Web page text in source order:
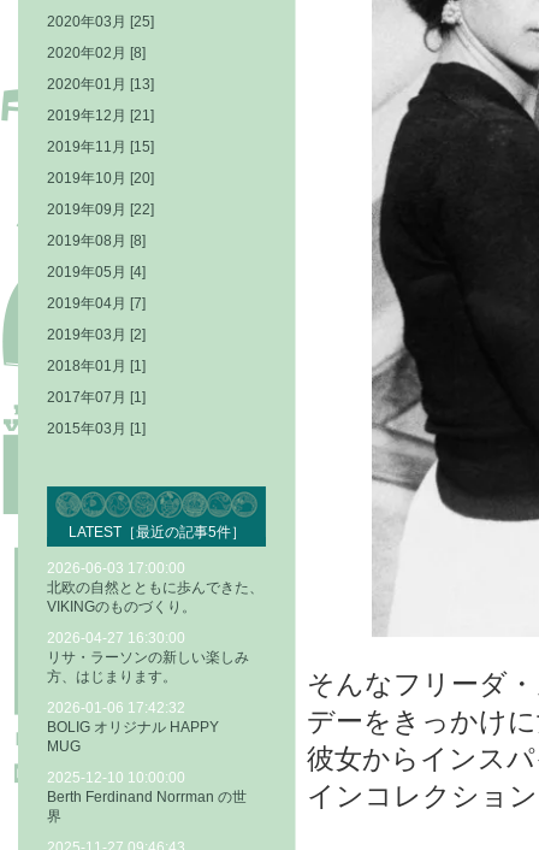
そんなフリーダ
デーをきっかけ
彼女からインス
インコレクショ
2020年03月 [25]
2020年02月 [8]
2020年01月 [13]
2019年12月 [21]
2019年11月 [15]
2019年10月 [20]
2019年09月 [22]
2019年08月 [8]
2019年05月 [4]
2019年04月 [7]
2019年03月 [2]
2018年01月 [1]
2017年07月 [1]
2015年03月 [1]
LATEST［最近の記事5件］
2026-06-03 17:00:00
北欧の自然とともに歩んできた、
VIKINGのものづくり。
2026-04-27 16:30:00
リサ・ラーソンの新しい楽しみ
方、はじまります。
2026-01-06 17:42:32
BOLIG オリジナル HAPPY
MUG
2025-12-10 10:00:00
Berth Ferdinand Norrman の世
界